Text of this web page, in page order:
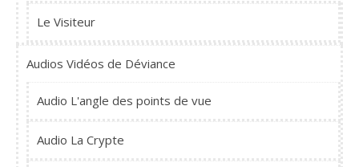
Le Visiteur
Audios Vidéos de Déviance
Audio L'angle des points de vue
Audio La Crypte